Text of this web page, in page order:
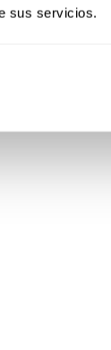
sus servicios.